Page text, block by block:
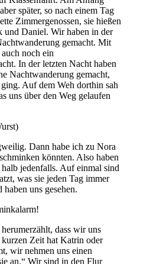
später, so nach einem Tag
Zimmergenossen, sie hießen
und Daniel. Wir haben in der
gemacht. Mit
noch ein
In der letzten Nacht haben
Nachtwanderung gemacht,
Auf dem Weh dorthin sah
uns über den Weg gelaufen
Dann habe ich zu Nora
könnten. Also haben
jedenfalls. Auf einmal sind
was sie jeden Tag immer
uns gesehen.
dass wir uns
Zeit hat Katrin oder
wir nehmen uns einen
an.“ Wir sind in den Flur